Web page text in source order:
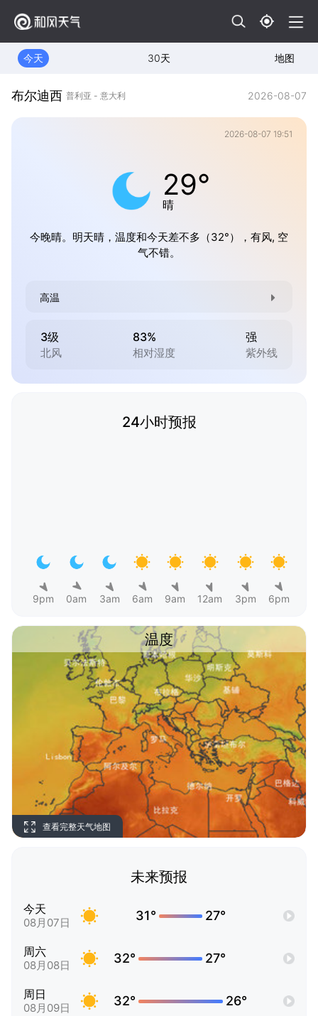
今天 30天 地图
布尔迪西 普利亚 - 意大利 2026-08-07
2026-08-07 19:51
29°
晴
今晚晴。明天晴，温度和今天差不多（32°），有风, 空
气不错。
高温
3级
北风
83%
相对湿度
强
紫外线
24小时预报
9pm 0am 3am 6am 9am 12am 3pm 6pm
温度
查看完整天气地图
未来预报
今天
08月07日 31° 27°
周六
08月08日 32° 27°
周日
08月09日 32° 26°